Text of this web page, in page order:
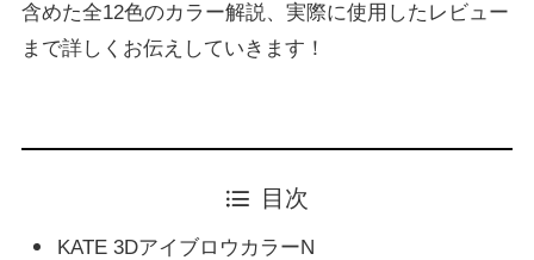
含めた全12色のカラー解説、実際に使用したレビュー
まで詳しくお伝えしていきます！
目次
KATE 3DアイブロウカラーN